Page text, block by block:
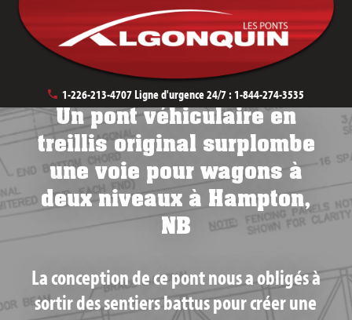
1-226-213-4707 Ligne d'urgence 24/7 :1-844-274-3535
Un pont véhiculaire en
treillis original surplombe
une voie pour wagons à
deux niveaux à Hampton,
NB
La conception de ce pont nous a obligés à
sortir des sentiers battus pour créer une